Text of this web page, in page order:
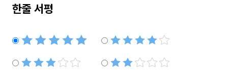
한줄 서평
별점5개 별점4개
별점3개 별점2개